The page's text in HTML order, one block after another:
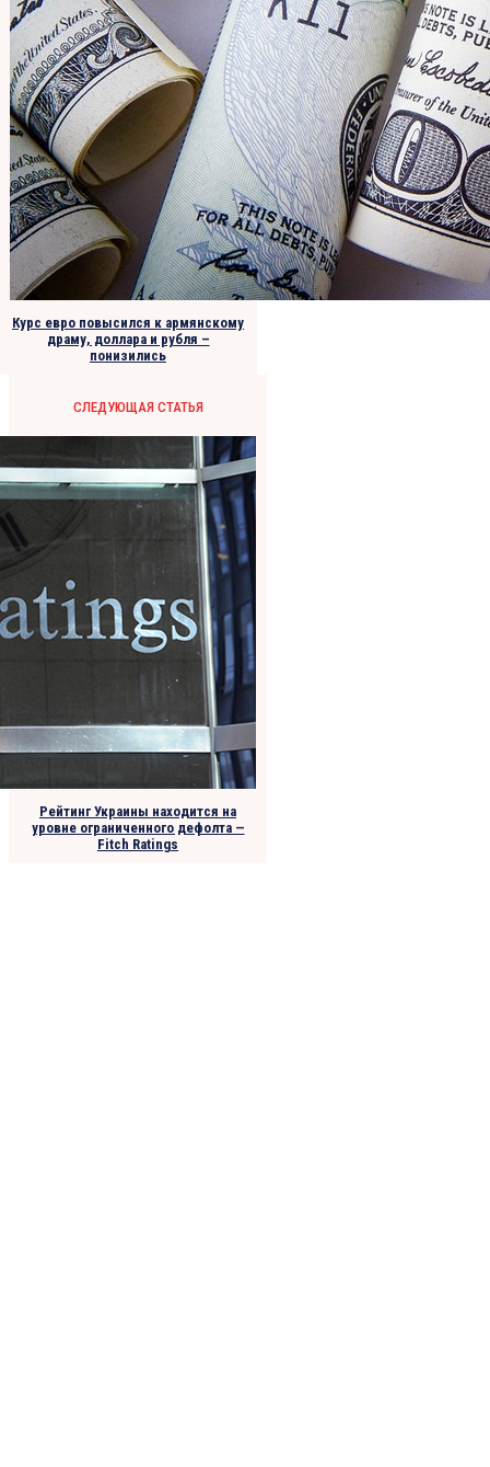
Курс евро повысился к армянскому
драму, доллара и рубля –
понизились
СЛЕДУЮЩАЯ СТАТЬЯ
Рейтинг Украины находится на
уровне ограниченного дефолта —
Fitch Ratings